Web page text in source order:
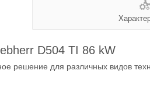
D504 TI 86 kW
решение для различных видов